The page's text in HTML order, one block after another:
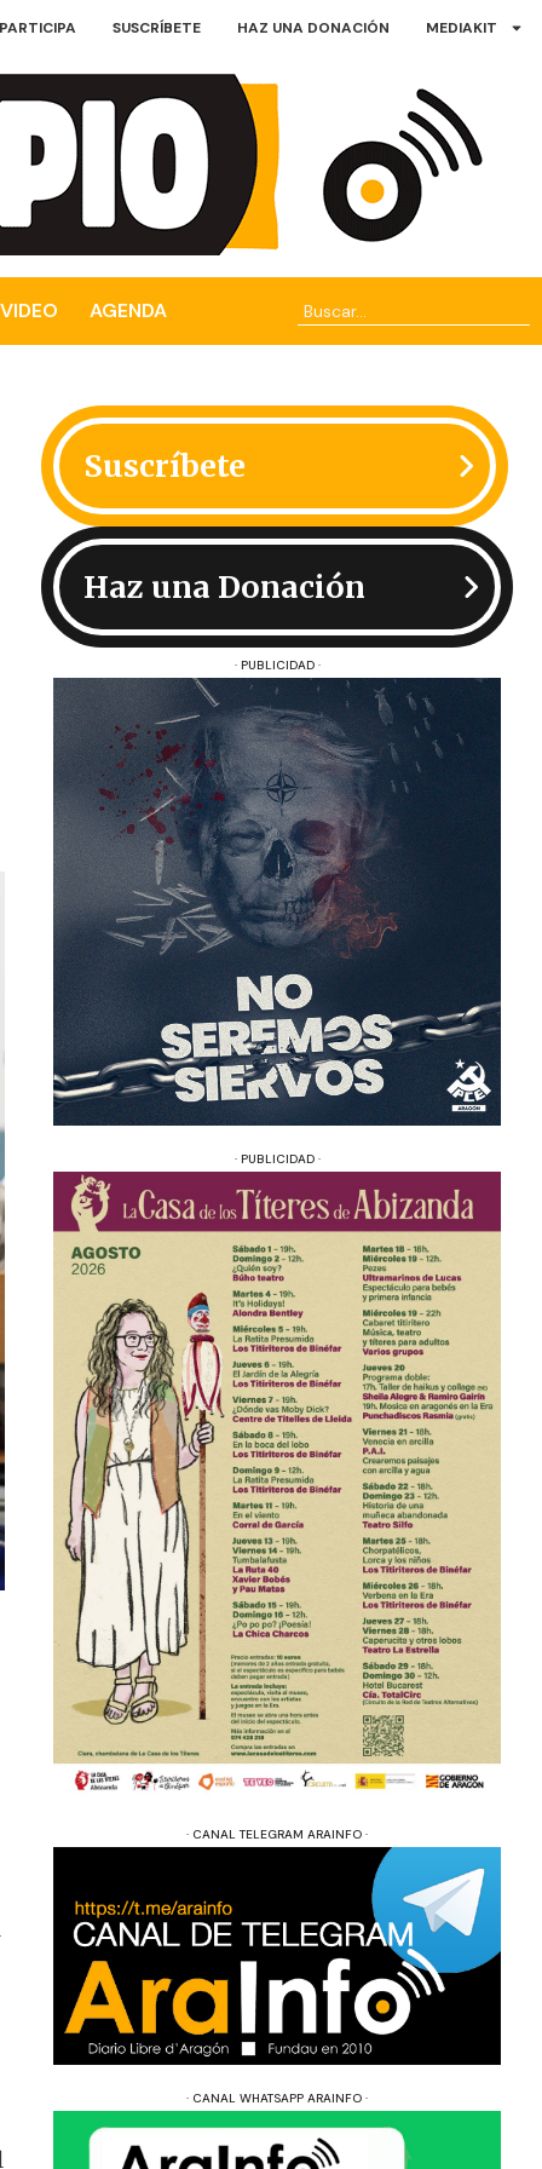
PARTICIPA SUSCRÍBETE HAZ UNA DONACIÓN MEDIAKIT
VIDEO AGENDA
Suscríbete
Haz una Donación
· PUBLICIDAD ·
· PUBLICIDAD ·
· CANAL TELEGRAM ARAINFO ·
· CANAL WHATSAPP ARAINFO ·